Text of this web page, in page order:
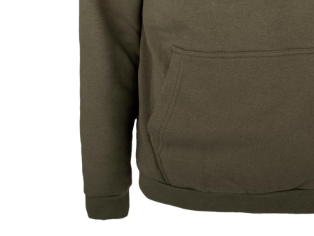
seminare@paulparey.de
PAREYSHOP VOR ORT
Erich-Kästner-Straße 2
56379 Singhofen
Mo – Do 8:00 – 16:30 Uhr
Fr 8:00 – 15:00 Uhr
Abovorteile
Größen-Tabellen